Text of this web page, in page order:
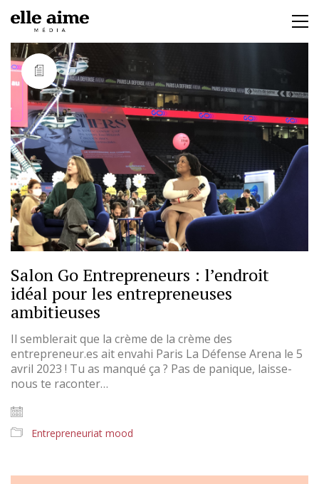
Salon Go Entrepreneurs : l’endroit
idéal pour les entrepreneuses
ambitieuses
Il semblerait que la crème de la crème des
entrepreneur.es ait envahi Paris La Défense Arena le 5
avril 2023 ! Tu as manqué ça ? Pas de panique, laisse-
nous te raconter…
Entrepreneuriat mood